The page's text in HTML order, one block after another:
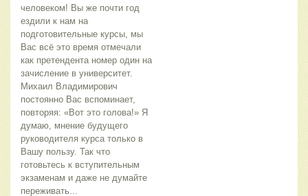
человеком! Вы же почти год
ездили к нам на
подготовительные курсы, мы
Вас всё это время отмечали
как претендента номер один на
зачисление в университет.
Михаил Владимирович
постоянно Вас вспоминает,
повторяя: «Вот это голова!» Я
думаю, мнение будущего
руководителя курса только в
Вашу пользу. Так что
готовьтесь к вступительным
экзаменам и даже не думайте
переживать...